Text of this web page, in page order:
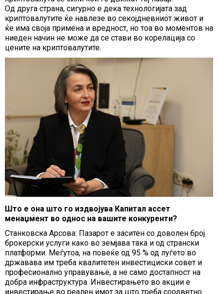
Од друга страна, сигурно е дека технологијата зад
криптовалутите ќе навлезе во секојдневниот живот и
ќе има своја примена и вредност, но тоа во моментов на
ниеден начин не може да се стави во корелација со
цените на криптовалутите.
Што е она што го издвојува Капитал ассет
менаџмент во однос на вашите конкуренти?
Станковска Арсова: Пазарот е заситен со доволен број
брокерски услуги како во земјава така и од странски
платформи. Меѓутоа, на повеќе од 95 % од луѓето во
државава им треба квалитетен инвестициски совет и
професионално управување, а не само достапност на
добра инфраструктура. Инвестирањето во акции е
инвестирање во реален имот за што треба соодветно